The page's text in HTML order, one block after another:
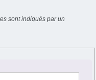
sont indiqués par un